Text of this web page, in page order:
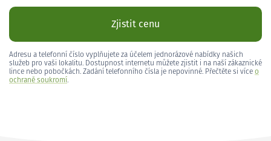
Zjistit cenu
Adresu a telefonní číslo vyplňujete za účelem jednorázové nabídky našich
služeb pro vaši lokalitu. Dostupnost internetu můžete zjistit i na naší zákaznické
lince nebo pobočkách. Zadání telefonního čísla je nepovinné. Přečtěte si více o
ochraně soukromí.